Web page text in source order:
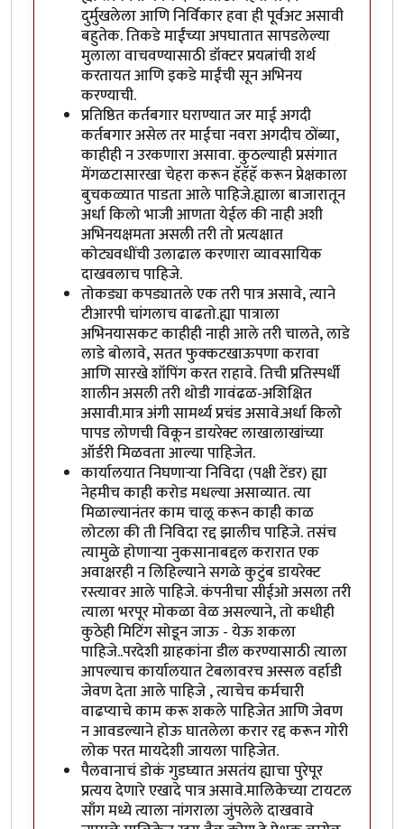
दुर्मुखलेला आणि निर्विकार हवा ही पूर्वअट असावी
बहुतेक. तिकडे माईंच्या अपघातात सापडलेल्या
मुलाला वाचवण्यासाठी डॉक्टर प्रयत्नांची शर्थ
करतायत आणि इकडे माईंची सून अभिनय
करण्याची.
प्रतिष्ठित कर्तबगार घराण्यात जर माई अगदी
कर्तबगार असेल तर माईचा नवरा अगदीच ठोंब्या,
काहीही न उरकणारा असावा. कुठल्याही प्रसंगात
मेंगळटासारखा चेहरा करून हॅहॅहॅ करून प्रेक्षकाला
बुचकळ्यात पाडता आले पाहिजे.ह्याला बाजारातून
अर्धा किलो भाजी आणता येईल की नाही अशी
अभिनयक्षमता असली तरी तो प्रत्यक्षात
कोट्यवधींची उलाढाल करणारा व्यावसायिक
दाखवलाच पाहिजे.
तोकड्या कपड्यातले एक तरी पात्र असावे, त्याने
टीआरपी चांगलाच वाढतो.ह्या पात्राला
अभिनयासकट काहीही नाही आले तरी चालते, लाडे
लाडे बोलावे, सतत फुक्कटखाऊपणा करावा
आणि सारखे शॉपिंग करत राहावे. तिची प्रतिस्पर्धी
शालीन असली तरी थोडी गावंढळ-अशिक्षित
असावी.मात्र अंगी सामर्थ्य प्रचंड असावे.अर्धा किलो
पापड लोणची विकून डायरेक्ट लाखालाखांच्या
ऑर्डरी मिळवता आल्या पाहिजेत.
कार्यालयात निघणाऱ्या निविदा (पक्षी टेंडर) ह्या
नेहमीच काही करोड मधल्या असाव्यात. त्या
मिळाल्यानंतर काम चालू करून काही काळ
लोटला की ती निविदा रद्द झालीच पाहिजे. तसंच
त्यामुळे होणाऱ्या नुकसानाबद्दल करारात एक
अवाक्षरही न लिहिल्याने सगळे कुटुंब डायरेक्ट
रस्त्यावर आले पाहिजे. कंपनीचा सीईओ असला तरी
त्याला भरपूर मोकळा वेळ असल्याने, तो कधीही
कुठेही मिटिंग सोडून जाऊ - येऊ शकला
पाहिजे..परदेशी ग्राहकांना डील करण्यासाठी त्याला
आपल्याच कार्यालयात टेबलावरच अस्सल वर्हाडी
जेवण देता आले पाहिजे , त्याचेच कर्मचारी
वाढप्याचे काम करू शकले पाहिजेत आणि जेवण
न आवडल्याने होऊ घातलेला करार रद्द करून गोरी
लोक परत मायदेशी जायला पाहिजेत.
पैलवानाचं डोकं गुडघ्यात असतंय ह्याचा पुरेपूर
प्रत्यय देणारे एखादे पात्र असावे.मालिकेच्या टायटल
साँग मध्ये त्याला नांगराला जुंपलेले दाखवावे